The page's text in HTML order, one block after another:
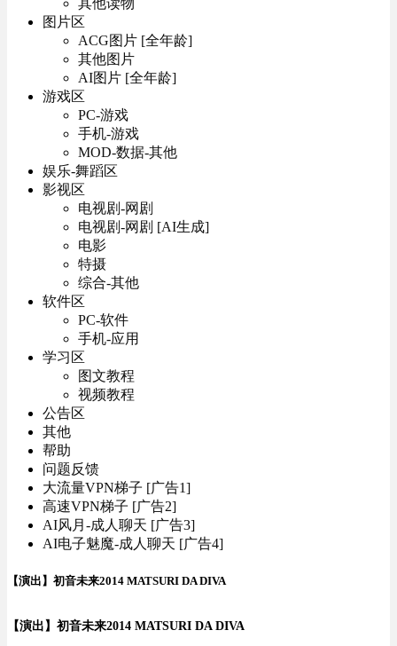
其他读物
图片区
ACG图片 [全年龄]
其他图片
AI图片 [全年龄]
游戏区
PC-游戏
手机-游戏
MOD-数据-其他
娱乐-舞蹈区
影视区
电视剧-网剧
电视剧-网剧 [AI生成]
电影
特摄
综合-其他
软件区
PC-软件
手机-应用
学习区
图文教程
视频教程
公告区
其他
帮助
问题反馈
大流量VPN梯子 [广告1]
高速VPN梯子 [广告2]
AI风月-成人聊天 [广告3]
AI电子魅魔-成人聊天 [广告4]
【演出】初音未来2014 MATSURI DA DIVA
【演出】初音未来2014 MATSURI DA DIVA